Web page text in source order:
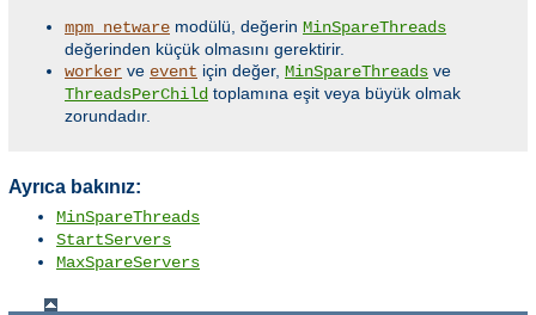
mpm_netware modülü, değerin MinSpareThreads
değerinden küçük olmasını gerektirir.
worker ve event için değer, MinSpareThreads ve
ThreadsPerChild toplamına eşit veya büyük olmak
zorundadır.
Ayrıca bakınız:
MinSpareThreads
StartServers
MaxSpareServers